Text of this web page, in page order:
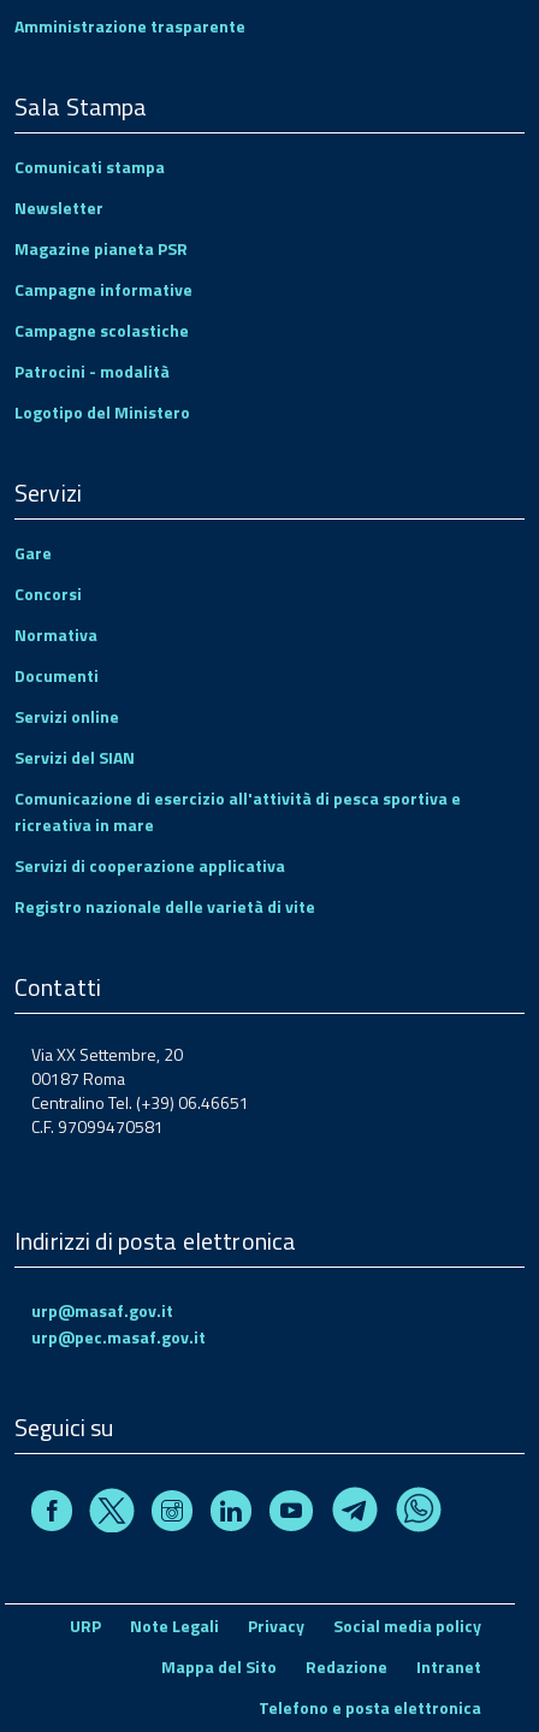
Amministrazione trasparente
Sala Stampa
Comunicati stampa
Newsletter
Magazine pianeta PSR
Campagne informative
Campagne scolastiche
Patrocini - modalità
Logotipo del Ministero
Servizi
Gare
Concorsi
Normativa
Documenti
Servizi online
Servizi del SIAN
Comunicazione di esercizio all'attività di pesca sportiva e
ricreativa in mare
Servizi di cooperazione applicativa
Registro nazionale delle varietà di vite
Contatti
Via XX Settembre, 20
00187 Roma
Centralino Tel. (+39) 06.46651
C.F. 97099470581
Indirizzi di posta elettronica
urp@masaf.gov.it
urp@pec.masaf.gov.it
Seguici su
FacebookX InstagramLinkedin Youtube TelegramWhatsapp
URP Note Legali Privacy
Social media policy
Mappa del Sito
Redazione
Intranet
Telefono e posta elettronica